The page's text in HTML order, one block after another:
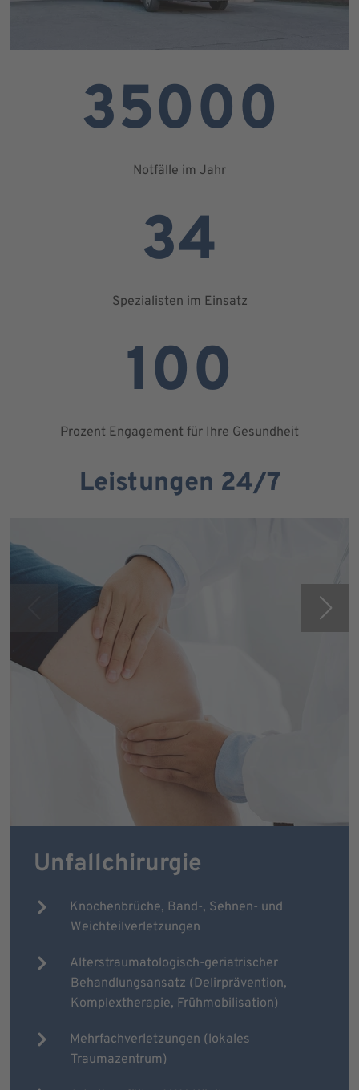
35000
Notfälle im Jahr
34
Spezialisten im Einsatz
100
Prozent Engagement für Ihre Gesundheit
Leistungen 24/7
Unfallchirurgie
Knochenbrüche, Band-, Sehnen- und
Weichteilverletzungen
Alterstraumatologisch-geriatrischer
Behandlungsansatz (Delirprävention,
Komplextherapie, Frühmobilisation)
Mehrfachverletzungen (lokales
Traumazentrum)